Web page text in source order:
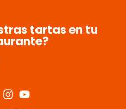
tartas en tu